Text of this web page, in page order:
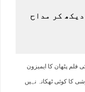
کر مداح
پٹھان کا ایمیزون
کا کوئی ٹھکانہ نہیں